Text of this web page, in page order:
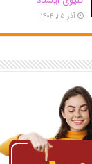
آذر ۲۵, ۱۴۰۴